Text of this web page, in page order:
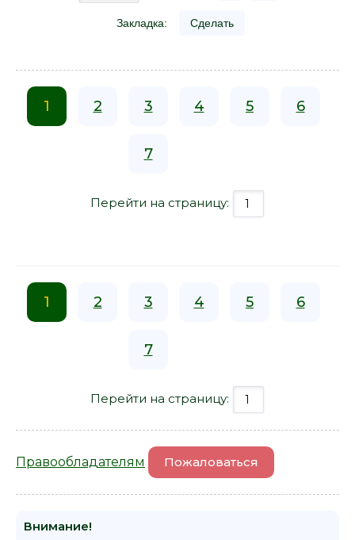
Закладка: Сделать
1 2 3 4 5 6
7
Перейти на страницу:
1 2 3 4 5 6
7
Перейти на страницу:
Правообладателям Пожаловаться
Внимание!